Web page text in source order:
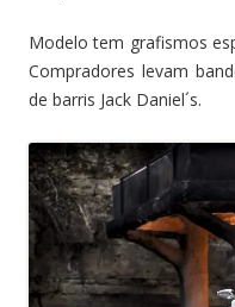
Modelo tem grafismos
Compradores levam
de barris Jack Daniel´s.